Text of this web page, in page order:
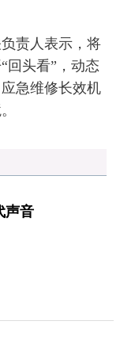
责人表示，将
回头看”，动态
急维修长效机
声音